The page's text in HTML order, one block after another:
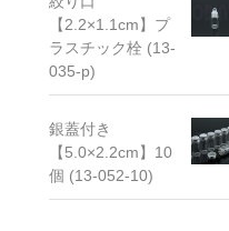
【2.2×1.1cm】プ
ラスチック栓 (13-
035-p)
銀蓋付き
【5.0×2.2cm】10
個 (13-052-10)